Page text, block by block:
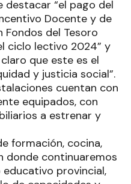
destacar “el pago del
Docente y de
Fondos del Tesoro
ciclo lectivo 2024” y
que este es el
y justicia social”.
cuentan con
equipados, con
a estrenar y
formación, cocina,
donde continuaremos
provincial,